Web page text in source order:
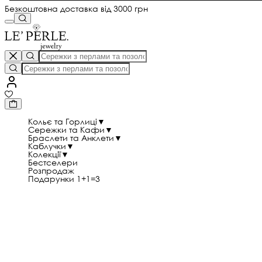
Безкоштовна доставка від 3000 грн
Кольє та Горлиці ▼
Сережки та Кафи ▼
Браслети та Анклети ▼
Каблучки ▼
Колекції▼
Бестселери
Розпродаж
Подарунки 1+1=3